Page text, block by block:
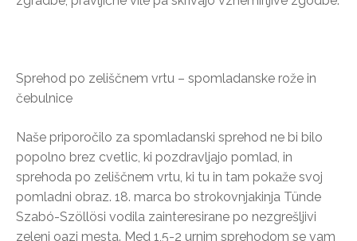
Sprehod po zeliščnem vrtu – spomladanske rože in
čebulnice
Naše priporočilo za spomladanski sprehod ne bi bilo
popolno brez cvetlic, ki pozdravljajo pomlad, in
sprehoda po zeliščnem vrtu, ki tu in tam pokaže svoj
pomladni obraz. 18. marca bo strokovnjakinja Tünde
Szabó-Szöllösi vodila zainteresirane po nezgrešljivi
zeleni oazi mesta. Med 1,5-2 urnim sprehodom se vam